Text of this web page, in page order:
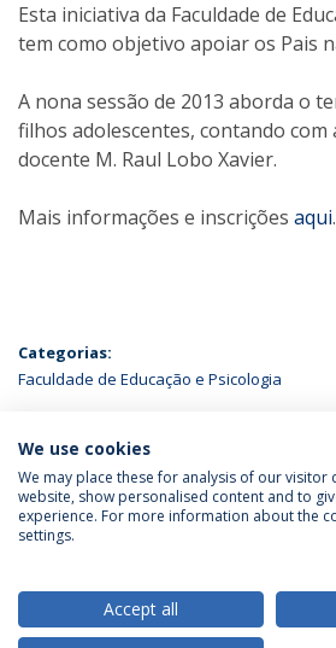
Esta iniciativa da Faculdade de
tem como objetivo apoiar os Pais
A nona sessão de 2013 aborda o
filhos adolescentes, contando com
docente M. Raul Lobo Xavier.
Mais informações e inscrições aqui.
Categorias:
Faculdade de Educação e Psicologia
ÚLTIMAS NOTÍCIAS
Política de Privacidade
We use cookies
We may place these for analysis of our
website, show personalised content and to
experience. For more information about the
settings.
Accept all